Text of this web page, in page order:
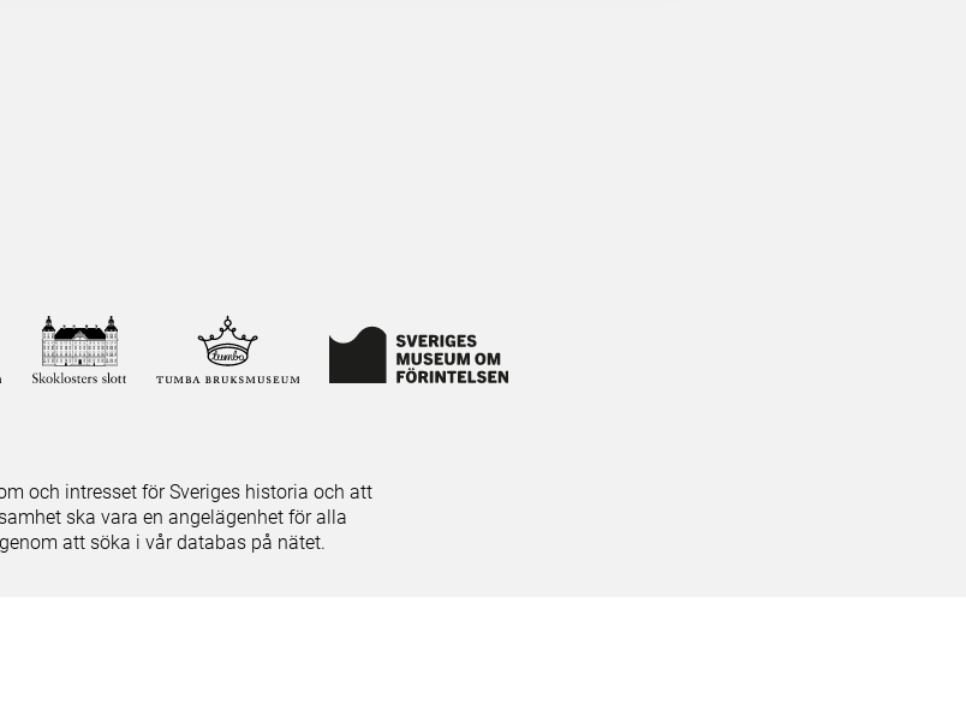
och intresset för Sveriges historia och att
ska vara en angelägenhet för alla
att söka i vår databas på nätet.